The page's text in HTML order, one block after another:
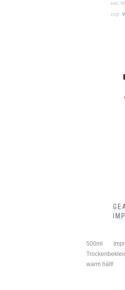
inkl.
zzgl.
500ml
warm hält!